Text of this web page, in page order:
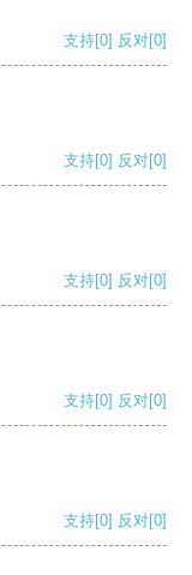
支持[0] 反对[0]
支持[0] 反对[0]
支持[0] 反对[0]
支持[0] 反对[0]
支持[0] 反对[0]